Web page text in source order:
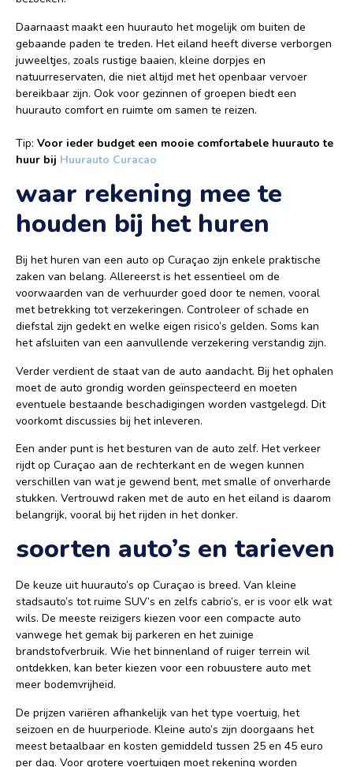
Daarnaast maakt een huurauto het mogelijk om buiten de
gebaande paden te treden. Het eiland heeft diverse verborgen
juweeltjes, zoals rustige baaien, kleine dorpjes en
natuurreservaten, die niet altijd met het openbaar vervoer
bereikbaar zijn. Ook voor gezinnen of groepen biedt een
huurauto comfort en ruimte om samen te reizen.
Tip: Voor ieder budget een mooie comfortabele huurauto te
huur bij Huurauto Curacao
waar rekening mee te
houden bij het huren
Bij het huren van een auto op Curaçao zijn enkele praktische
zaken van belang. Allereerst is het essentieel om de
voorwaarden van de verhuurder goed door te nemen, vooral
met betrekking tot verzekeringen. Controleer of schade en
diefstal zijn gedekt en welke eigen risico’s gelden. Soms kan
het afsluiten van een aanvullende verzekering verstandig zijn.
Verder verdient de staat van de auto aandacht. Bij het ophalen
moet de auto grondig worden geïnspecteerd en moeten
eventuele bestaande beschadigingen worden vastgelegd. Dit
voorkomt discussies bij het inleveren.
Een ander punt is het besturen van de auto zelf. Het verkeer
rijdt op Curaçao aan de rechterkant en de wegen kunnen
verschillen van wat je gewend bent, met smalle of onverharde
stukken. Vertrouwd raken met de auto en het eiland is daarom
belangrijk, vooral bij het rijden in het donker.
soorten auto’s en tarieven
De keuze uit huurauto’s op Curaçao is breed. Van kleine
stadsauto’s tot ruime SUV’s en zelfs cabrio’s, er is voor elk wat
wils. De meeste reizigers kiezen voor een compacte auto
vanwege het gemak bij parkeren en het zuinige
brandstofverbruik. Wie het binnenland of ruiger terrein wil
ontdekken, kan beter kiezen voor een robuustere auto met
meer bodemvrijheid.
De prijzen variëren afhankelijk van het type voertuig, het
seizoen en de huurperiode. Kleine auto’s zijn doorgaans het
meest betaalbaar en kosten gemiddeld tussen 25 en 45 euro
per dag. Voor grotere voertuigen moet rekening worden